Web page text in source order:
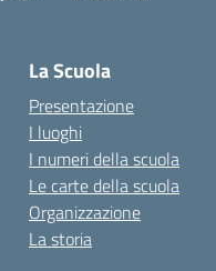
La Scuola
Presentazione
I luoghi
I numeri della scuola
Le carte della scuola
Organizzazione
La storia